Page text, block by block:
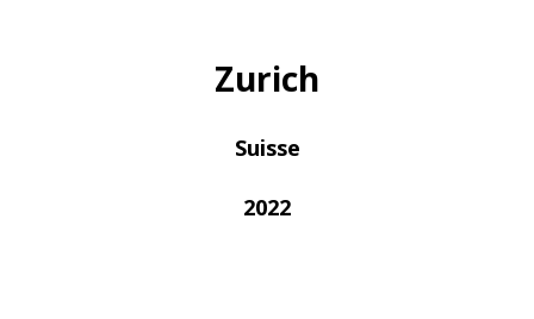
Zurich
Suisse
2022